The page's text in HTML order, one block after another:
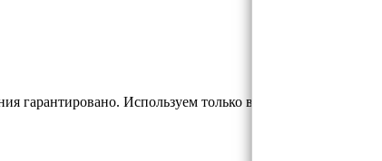
Используем только высококлассные